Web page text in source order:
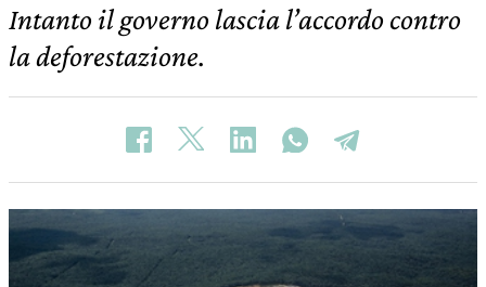
Intanto il governo lascia l’accordo contro
la deforestazione.